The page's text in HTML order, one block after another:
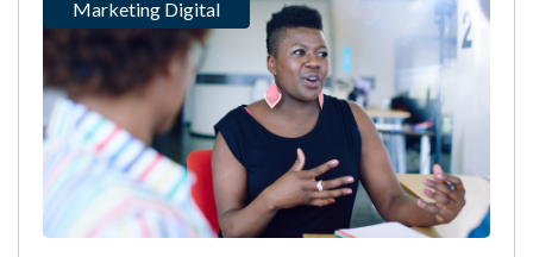
Marketing Digital